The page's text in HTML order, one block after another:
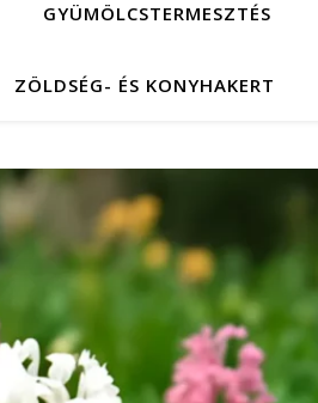
GYÜMÖLCSTERMESZTÉS
ZÖLDSÉG- ÉS KONYHAKERT